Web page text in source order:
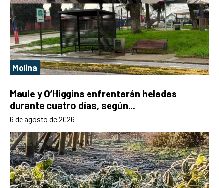
Molina
Maule y O’Higgins enfrentarán heladas
durante cuatro días, según...
6 de agosto de 2026